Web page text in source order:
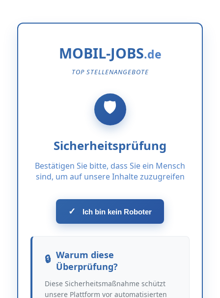
MOBIL-JOBS
TOP STELLENANGEBOTE
Sicherheitsprüfung
Bestätigen Sie bitte, dass Sie ein Mensch
sind, um auf unsere Inhalte zuzugreifen
✓ Ich bin kein Roboter
Warum diese
Überprüfung?
Diese Sicherheitsmaßnahme schützt
unsere Plattform vor automatisierten